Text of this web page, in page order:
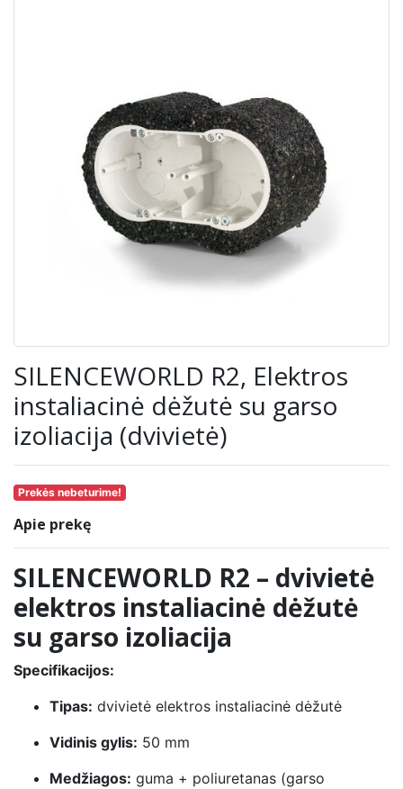
SILENCEWORLD R2, Elektros
instaliacinė dėžutė su garso
izoliacija (dvivietė)
Prekės nebeturime!
Apie prekę
SILENCEWORLD R2 – dvivietė
elektros instaliacinė dėžutė
su garso izoliacija
Specifikacijos:
Tipas: dvivietė elektros instaliacinė dėžutė
Vidinis gylis: 50 mm
Medžiagos: guma + poliuretanas (garso